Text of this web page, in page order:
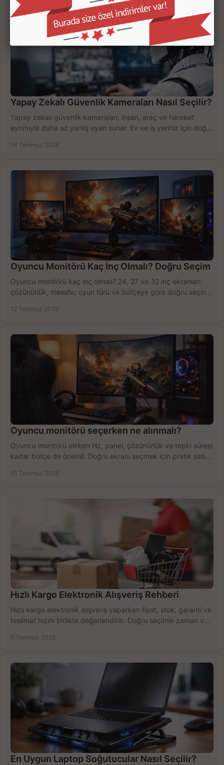
Yapay Zekalı Güvenlik Kameraları Nasıl Seçilir?
Yapay zekalı güvenlik kameraları; insan, araç ve hareket
ayrımıyla daha az yanlış uyarı sunar. Ev ve iş yeriniz için doğru
14 Temmuz 2026
Oyuncu Monitörü Kaç İnç Olmalı? Doğru Seçim
Oyuncu monitörü kaç inç olmalı? 24, 27 ve 32 inç ekranları
çözünürlük, mesafe, oyun türü ve bütçeye göre doğru seçin,
12 Temmuz 2026
Oyuncu monitörü seçerken ne alınmalı?
Oyuncu monitörü alırken Hz, panel, çözünürlük ve tepki süresi
kadar bütçe de önemli. Doğru ekranı seçmek için pratik satın
10 Temmuz 2026
Hızlı Kargo Elektronik Alışveriş Rehberi
Hızlı kargo elektronik alışveriş yaparken fiyat, stok, garanti ve
teslimat hızını birlikte değerlendirin. Doğru seçimle zaman ve
8 Temmuz 2026
En Uygun Laptop Soğutucular Nasıl Seçilir?